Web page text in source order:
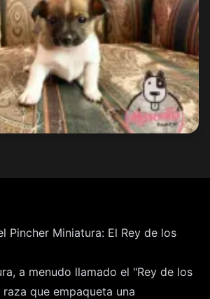
Pincher Miniatura: El Rey de los
a menudo llamado el "Rey de los
que empaqueta una